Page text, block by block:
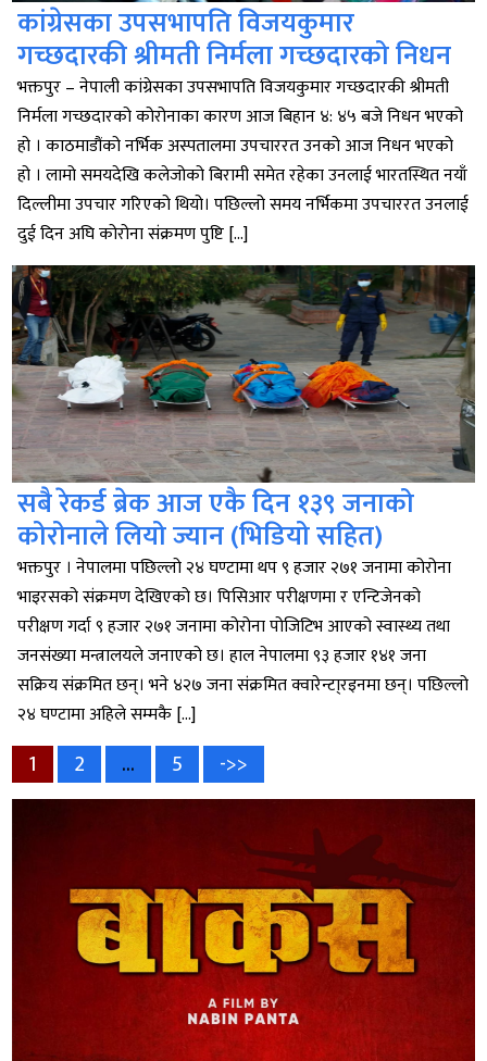
कांग्रेसका उपसभापति विजयकुमार
गच्छदारकी श्रीमती निर्मला गच्छदारको निधन
भक्तपुर – नेपाली कांग्रेसका उपसभापति विजयकुमार गच्छदारकी श्रीमती
निर्मला गच्छदारको कोरोनाका कारण आज बिहान ४: ४५ बजे निधन भएको
हो । काठमाडौंको नर्भिक अस्पतालमा उपचाररत उनको आज निधन भएको
हो । लामो समयदेखि कलेजोको बिरामी समेत रहेका उनलाई भारतस्थित नयाँ
दिल्लीमा उपचार गरिएको थियो। पछिल्लो समय नर्भिकमा उपचाररत उनलाई
दुई दिन अघि कोरोना संक्रमण पुष्टि […]
सबै रेकर्ड ब्रेक आज एकै दिन १३९ जनाको
कोरोनाले लियो ज्यान (भिडियो सहित)
भक्तपुर । नेपालमा पछिल्लो २४ घण्टामा थप ९ हजार २७१ जनामा कोरोना
भाइरसको संक्रमण देखिएको छ। पिसिआर परीक्षणमा र एन्टिजेनको
परीक्षण गर्दा ९ हजार २७१ जनामा कोरोना पोजिटिभ आएको स्वास्थ्य तथा
जनसंख्या मन्त्रालयले जनाएको छ। हाल नेपालमा ९३ हजार १४१ जना
सक्रिय संक्रमित छन्। भने ४२७ जना संक्रमित क्वारेन्टा्रइनमा छन्। पछिल्लो
२४ घण्टामा अहिले सम्मकै […]
Posts
pagination
Page
1 Page
2 … Page
5 ->>